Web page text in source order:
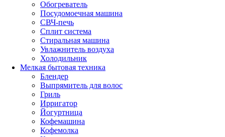
Обогреватель
Посудомоечная машина
СВЧ-печь
Сплит система
Стиральная машина
Увлажнитель воздуха
Холодильник
Мелкая бытовая техника
Блендер
Выпрямитель для волос
Гриль
Ирригатор
Йогуртница
Кофемашина
Кофемолка